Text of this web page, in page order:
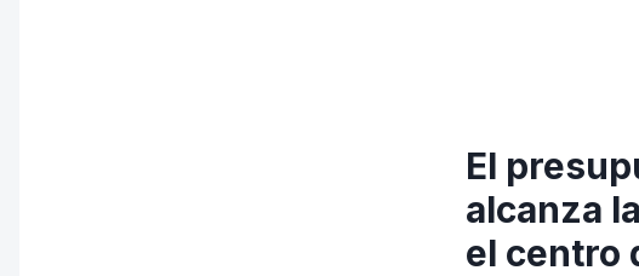
El
alcanza
el centro